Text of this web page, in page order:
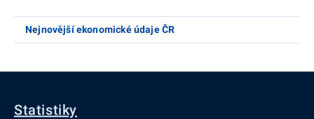
Nejnovější ekonomické údaje ČR
Statistiky